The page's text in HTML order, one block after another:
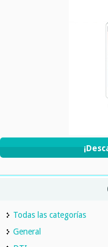
Todas las categorías
General